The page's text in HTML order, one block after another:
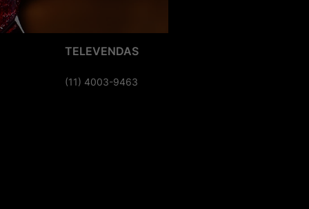
TELEVENDAS
(11) 4003-9463